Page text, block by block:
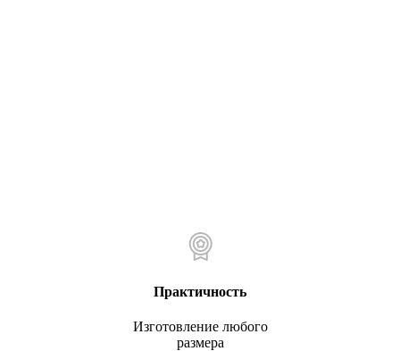
Практичность
Изготовление любого
размера